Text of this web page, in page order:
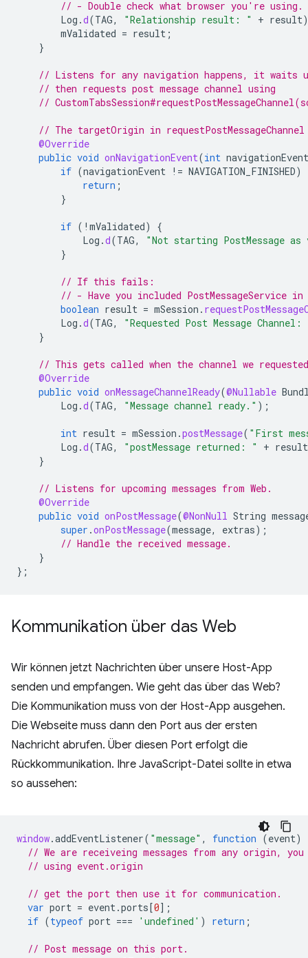
// - Double check what browser you're using.
Log .d(TAG, "Relationship result: " + result
mValidated = result ;
}
// Listens for any navigation happens, it waits
// then requests post message channel using
//
// The targetOrigin in
@Override
public void onNavigationEvent(int navigationEvent
if (navigationEvent != NAVIGATION_FINISHED)
return ;
}
if ( ! mValidated)
{
Log .d(TAG,
"Not starting PostMessage
}
// If this fails:
// - Have you included PostMessageService
boolean result = mSession .
Log .d(TAG,
"Requested Post Message
}
// This gets called when the channel we
@Override
public void onMessageChannelReady(@Nullable
Log .d(TAG, "Message channel ready." );
int result = mSession .postMessage( "First
Log .d(TAG, "postMessage returned: " + result
}
// Listens for upcoming messages from Web.
@Override
public void onPostMessage(@NonNull String
super .onPostMessage(message, extras);
// Handle the received message.
}
};
Kommunikation über das Web
Wir können jetzt Nachrichten über unsere Host-App
senden und empfangen. Wie geht das über das Web?
Die Kommunikation muss von der Host-App ausgehen.
Die Webseite muss dann den Port aus der ersten
Nachricht abrufen. Über diesen Port erfolgt die
Rückkommunikation. Ihre JavaScript-Datei sollte in etwa
so aussehen:
window.addEventListener( "message" , function (event)
// We are receiveing messages from any origin,
// using event.origin
// get the port then use it for communication.
var port = event.ports[0];
if (typeof port === 'undefined' ) return ;
// Post message on this port.